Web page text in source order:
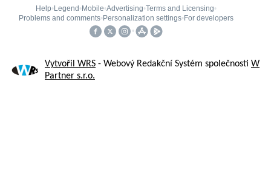
Vytvořil WRS - Webový Redakční Systém společnosti W
Partner s.r.o.